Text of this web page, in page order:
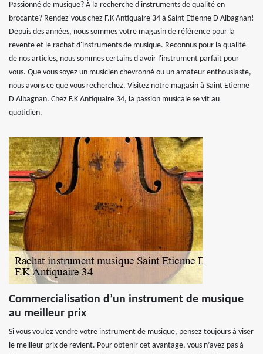
Passionné de musique? À la recherche d'instruments de qualité en
brocante? Rendez-vous chez F.K Antiquaire 34 à Saint Etienne D Albagnan!
Depuis des années, nous sommes votre magasin de référence pour la
revente et le rachat d'instruments de musique. Reconnus pour la qualité
de nos articles, nous sommes certains d'avoir l'instrument parfait pour
vous. Que vous soyez un musicien chevronné ou un amateur enthousiaste,
nous avons ce que vous recherchez. Visitez notre magasin à Saint Etienne
D Albagnan. Chez F.K Antiquaire 34, la passion musicale se vit au
quotidien.
Commercialisation d’un instrument de musique
au meilleur prix
Si vous voulez vendre votre instrument de musique, pensez toujours à viser
le meilleur prix de revient. Pour obtenir cet avantage, vous n’avez pas à